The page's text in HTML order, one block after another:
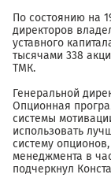
По состоянию на
директоров
уставного
тысячами 338
ТМК.
Генеральной
Опционная
системы
использовать
систему
менеджмента в
подчеркнул